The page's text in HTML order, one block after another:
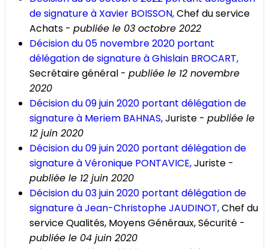
de signature à Xavier BOISSON,Chef du service
Achats - publiée le 03 octobre 2022
Décision du 05 novembre 2020 portant
délégation de signature à Ghislain BROCART,
Secrétaire général - publiée le 12 novembre
2020
Décision du 09 juin 2020 portant délégation de
signature à Meriem BAHNAS,Juriste - publiée le
12 juin 2020
Décision du 09 juin 2020 portant délégation de
signature à Véronique PONTAVICE,Juriste -
publiée le 12 juin 2020
Décision du 03 juin 2020 portant délégation de
signature à Jean-Christophe JAUDINOT,Chef du
service Qualités, Moyens Généraux, Sécurité -
publiée le 04 juin 2020